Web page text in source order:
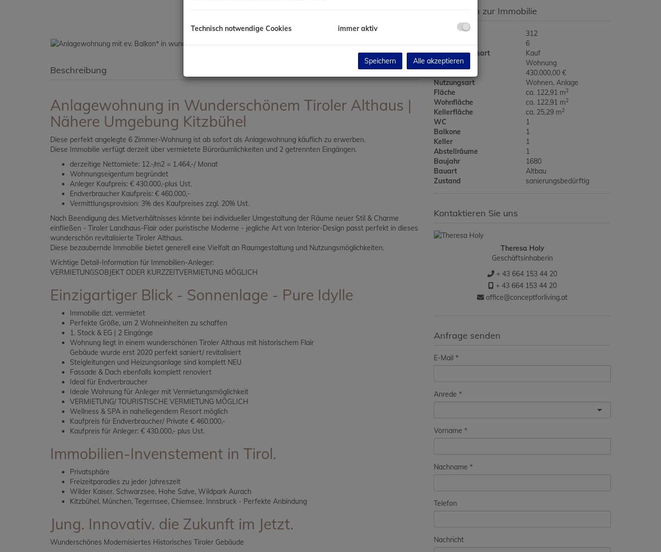
Beschreibung
Anlagewohnung in Wunderschönem Tiroler Althaus |
Nähere Umgebung Kitzbühel
Diese perfekt angelegte 6 Zimmer-Wohnung ist ab sofort als Anlagewohnung käuflich zu erwerben.
Diese Immobilie verfügt derzeit über vermietete Büroräumlichkeiten und 2 getrennten Eingängen.
derzeitige Nettomiete: 12.-/m2 = 1.464,-/ Monat
Wohnungseigentum begründet
Anleger Kaufpreis: € 430.000,-plus Ust.
Endverbraucher Kaufpreis: € 460.000,-
Vermittlungsprovision: 3% des Kaufpreises zzgl. 20% Ust.
Nach Beendigung des Mietverhältnisses könnte bei individueller Umgestaltung der Räume neuer Stil & Charme
einfließen - Tiroler Landhaus-Flair oder puristische Moderne - jegliche Art von Interior-Design passt perfekt in dieses
wunderschön revitalisierte Tiroler Althaus.
Diese bezaubernde Immobilie bietet generell eine Vielfalt an Raumgestaltung und Nutzungsmöglichkeiten.
Wichtige Detail-Information für Immobilien-Anleger:
VERMIETUNGSOBJEKT ODER KURZZEITVERMIETUNG MÖGLICH
Einzigartiger Blick - Sonnenlage - Pure Idylle
Immobilie dzt. vermietet
Perfekte Größe, um 2 Wohneinheiten zu schaffen
1. Stock & EG | 2 Eingänge
Wohnung liegt in einem wunderschönen Tiroler Althaus mit historischem Flair
Gebäude wurde erst 2020 perfekt saniert/ revitalisiert
Steigleitungen und Heizungsanlage sind komplett NEU
Fassade & Dach ebenfalls komplett renoviert
Ideal für Endverbraucher
Ideale Wohnung für Anleger mit Vermietungsmöglichkeit
VERMIETUNG/ TOURISTISCHE VERMIETUNG MÖGLICH
Wellness & SPA in naheliegendem Resort möglich
Kaufpreis für Endverbraucher/ Private € 460.000,-
Kaufpreis für Anleger: € 430.000,- plus Ust.
Immobilien-Invenstement in Tirol.
Privatsphäre
Freizeitparadies zu jeder Jahreszeit
Wilder Kaiser, Schwarzsee, Hohe Salve, Wildpark Aurach
Kitzbühel, München, Tegernsee, Chiemsee, Innsbruck - Perfekte Anbindung
Jung. Innovativ. die Zukunft im Jetzt.
Wunderschönes Modernisiertes Historisches Tiroler Gebäude
Basisdaten zur Immobilie
Objektnr.
312
Zimmer
6
Vermarktungsart
Kauf
Objektart
Wohnung
430.000,00 €
Nutzungsart
Wohnen Anlage
Fläche
ca. 122,91 m2
Wohnfläche ca. 122,91 m2
Kellerfläche ca. 25,29 m2
WC
1
Balkone
1
Keller
1
Abstellräume
1
Baujahr
1680
Bauart
Altbau
Zustand
sanierungsbedürftig
Kontaktieren Sie uns
Theresa Holy
Geschäftsinhaberin
+ 43 664 153 44 20
+ 43 664 153 44 20
office@conceptforliving.at
Anfrage senden
E-Mail
Anrede
Vorname
Nachname
Telefon
Nachricht
Technisch notwendige Cookies immer aktiv
Speichern Alle akzeptieren